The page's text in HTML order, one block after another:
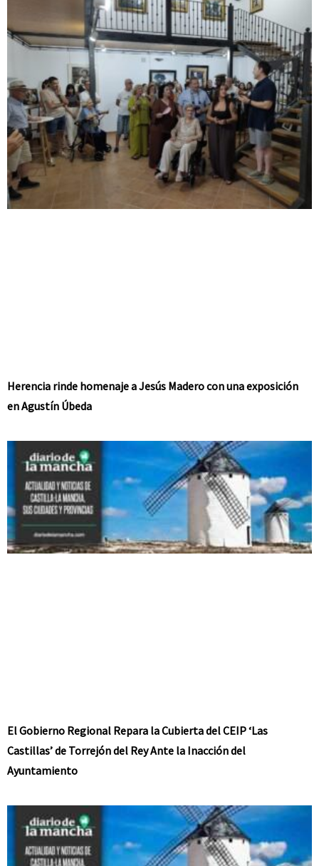
Herencia rinde homenaje a Jesús Madero con una exposición
en Agustín Úbeda
El Gobierno Regional Repara la Cubierta del CEIP ‘Las
Castillas’ de Torrejón del Rey Ante la Inacción del
Ayuntamiento